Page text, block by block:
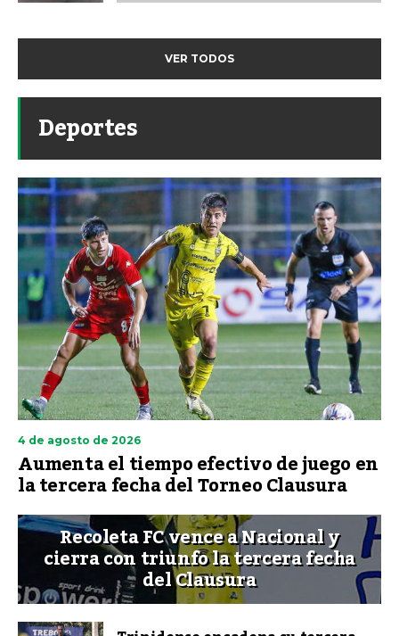
VER TODOS
Deportes
4 de agosto de 2026
Aumenta el tiempo efectivo de juego en
la tercera fecha del Torneo Clausura
Recoleta FC vence a Nacional y
cierra con triunfo la tercera fecha
del Clausura